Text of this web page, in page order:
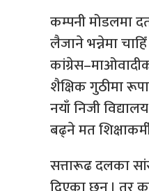
कम्पनी मोडलमा
लैजाने भन्नेमा
शैक्षिक गुठीमा
नयाँ निजी
बढ्ने मत
सत्तारूढ दलका